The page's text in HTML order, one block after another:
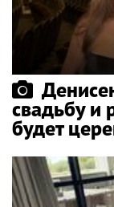
свадьбу и
будет